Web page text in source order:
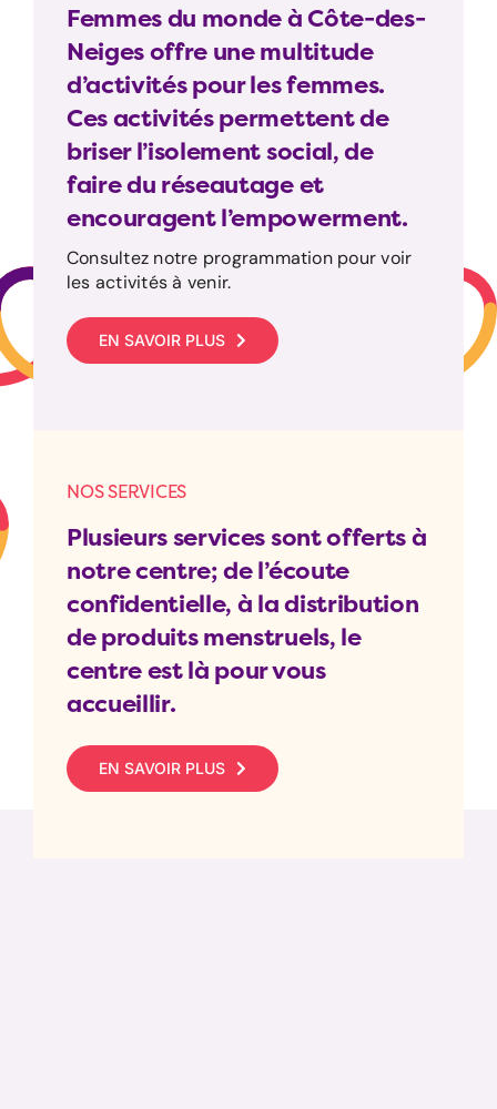
Femmes du monde à Côte-des-
Neiges offre une multitude
d’activités pour les femmes.
Ces activités permettent de
briser l’isolement social, de
faire du réseautage et
encouragent l’empowerment.
Consultez notre programmation pour voir
les activités à venir.
EN SAVOIR PLUS
NOS SERVICES
Plusieurs services sont offerts à
notre centre; de l’écoute
confidentielle, à la distribution
de produits menstruels, le
centre est là pour vous
accueillir.
EN SAVOIR PLUS